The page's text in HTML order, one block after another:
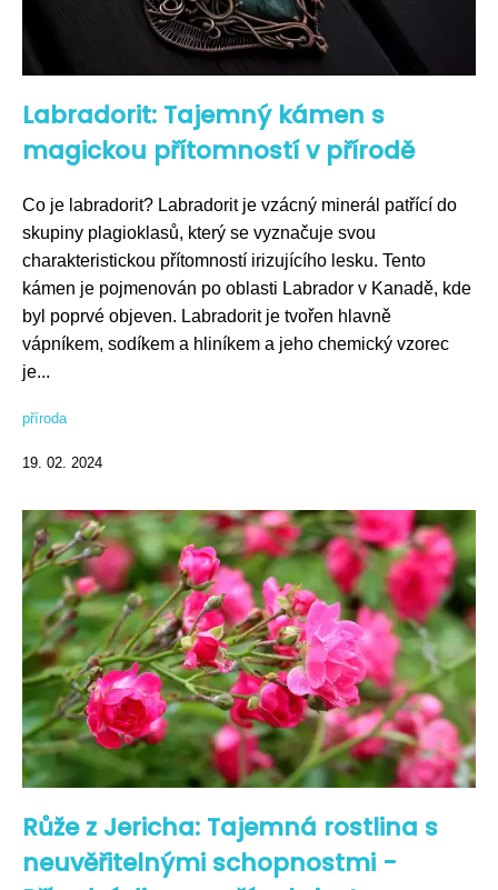
Labradorit: Tajemný kámen s
magickou přítomností v přírodě
Co je labradorit? Labradorit je vzácný minerál patřící do
skupiny plagioklasů, který se vyznačuje svou
charakteristickou přítomností irizujícího lesku. Tento
kámen je pojmenován po oblasti Labrador v Kanadě, kde
byl poprvé objeven. Labradorit je tvořen hlavně
vápníkem, sodíkem a hliníkem a jeho chemický vzorec
je...
příroda
19. 02. 2024
Růže z Jericha: Tajemná rostlina s
neuvěřitelnými schopnostmi -